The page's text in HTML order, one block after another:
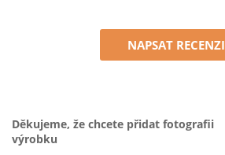
NAPSAT RECENZI
Děkujeme, že chcete přidat fotografii
výrobku